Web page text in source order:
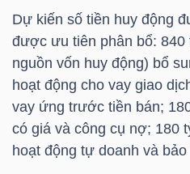
Dự kiến số tiền huy động
được ưu tiên phân bổ:
nguồn vốn huy động) bổ
hoạt động cho vay giao
vay ứng trước tiền bán;
có giá và công cụ nợ; 180
hoạt động tự doanh và
NHÂN
PHÂN
TÍCH
VIETSTOCKFINANCE